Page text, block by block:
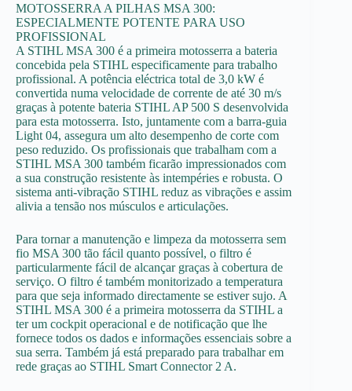
MOTOSSERRA A PILHAS MSA 300:
ESPECIALMENTE POTENTE PARA USO
PROFISSIONAL
A STIHL MSA 300 é a primeira motosserra a bateria
concebida pela STIHL especificamente para trabalho
profissional. A potência eléctrica total de 3,0 kW é
convertida numa velocidade de corrente de até 30 m/s
graças à potente bateria STIHL AP 500 S desenvolvida
para esta motosserra. Isto, juntamente com a barra-guia
Light 04, assegura um alto desempenho de corte com
peso reduzido. Os profissionais que trabalham com a
STIHL MSA 300 também ficarão impressionados com
a sua construção resistente às intempéries e robusta. O
sistema anti-vibração STIHL reduz as vibrações e assim
alivia a tensão nos músculos e articulações.
Para tornar a manutenção e limpeza da motosserra sem
fio MSA 300 tão fácil quanto possível, o filtro é
particularmente fácil de alcançar graças à cobertura de
serviço. O filtro é também monitorizado a temperatura
para que seja informado directamente se estiver sujo. A
STIHL MSA 300 é a primeira motosserra da STIHL a
ter um cockpit operacional e de notificação que lhe
fornece todos os dados e informações essenciais sobre a
sua serra. Também já está preparado para trabalhar em
rede graças ao STIHL Smart Connector 2 A.